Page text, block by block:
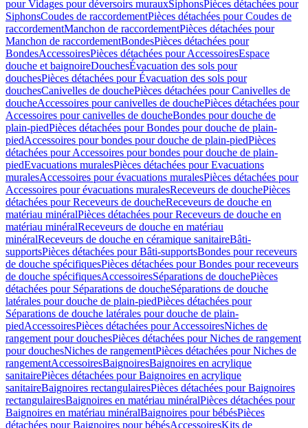
pour Vidages pour déversoirs murauxSiphonsPièces détachées pour
SiphonsCoudes de raccordementPièces détachées pour Coudes de
raccordementManchon de raccordementPièces détachées pour
Manchon de raccordementBondesPièces détachées pour
BondesAccessoiresPièces détachées pour AccessoiresEspace
douche et baignoireDouchesÉvacuation des sols pour
douchesPièces détachées pour Évacuation des sols pour
douchesCanivelles de douchePièces détachées pour Canivelles de
doucheAccessoires pour canivelles de douchePièces détachées pour
Accessoires pour canivelles de doucheBondes pour douche de
plain-piedPièces détachées pour Bondes pour douche de plain-
piedAccessoires pour bondes pour douche de plain-piedPièces
détachées pour Accessoires pour bondes pour douche de plain-
piedEvacuations muralesPièces détachées pour Evacuations
muralesAccessoires pour évacuations muralesPièces détachées pour
Accessoires pour évacuations muralesReceveurs de douchePièces
détachées pour Receveurs de doucheReceveurs de douche en
matériau minéralPièces détachées pour Receveurs de douche en
matériau minéralReceveurs de douche en matériau
minéralReceveurs de douche en céramique sanitaireBâti-
supportsPièces détachées pour Bâti-supportsBondes pour receveurs
de douche spécifiquesPièces détachées pour Bondes pour receveurs
de douche spécifiquesAccessoiresSéparations de douchePièces
détachées pour Séparations de doucheSéparations de douche
latérales pour douche de plain-piedPièces détachées pour
Séparations de douche latérales pour douche de plain-
piedAccessoiresPièces détachées pour AccessoiresNiches de
rangement pour douchesPièces détachées pour Niches de rangement
pour douchesNiches de rangementPièces détachées pour Niches de
rangementAccessoiresBaignoiresBaignoires en acrylique
sanitairePièces détachées pour Baignoires en acrylique
sanitaireBaignoires rectangulairesPièces détachées pour Baignoires
rectangulairesBaignoires en matériau minéralPièces détachées pour
Baignoires en matériau minéralBaignoires pour bébésPièces
détachées pour Baignoires pour bébésAccessoiresKits de